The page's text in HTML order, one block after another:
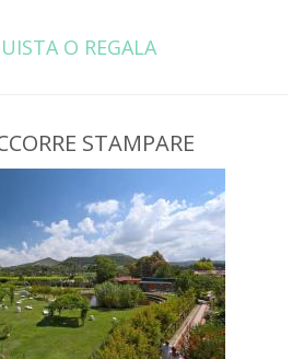
O REGALA
STAMPARE